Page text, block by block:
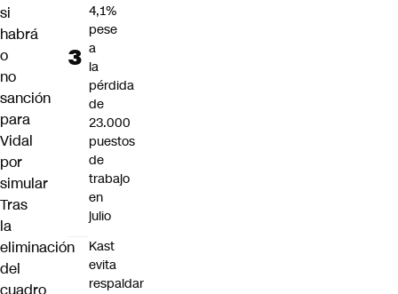
si
habrá
o
no
sanción
para
Vidal
por
simular
Tras
la
eliminación
del
cuadro
4,1%
pese
a
la
pérdida
de
23.000
puestos
de
trabajo
en
julio
Kast
evita
respaldar